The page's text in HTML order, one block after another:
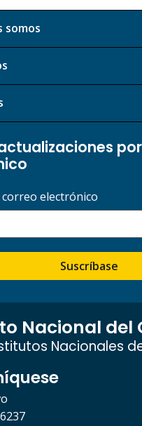
somos
electrónico
Suscríbase
Nacional del
Nacionales